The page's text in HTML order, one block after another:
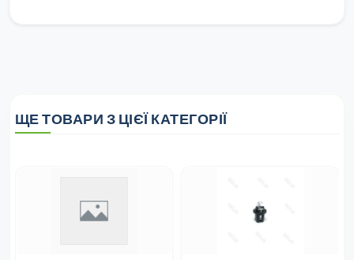
ЩЕ ТОВАРИ З ЦІЄЇ КАТЕГОРІЇ